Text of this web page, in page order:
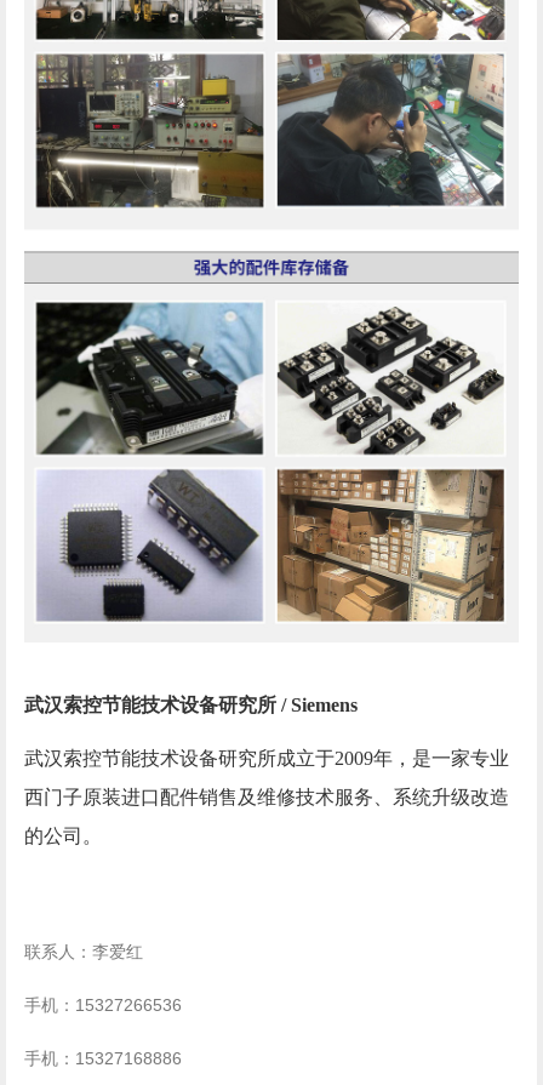
武汉索控节能技术设备研究所 / Siemens
武汉索控节能技术设备研究所成立于2009年，是一家专业
西门子原装进口配件销售及维修技术服务、系统升级改造
的公司。
联系人：李爱红
手机： 15327266536
手机： 15327168886